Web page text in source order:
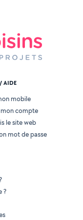
AIDE
mobile
mon compte
le site web
mot de passe
?